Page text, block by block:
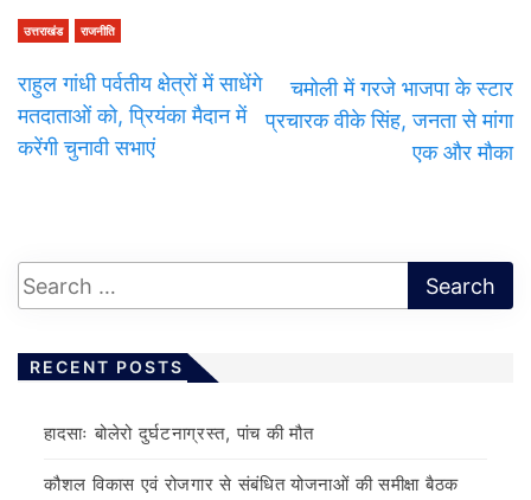
उत्तराखंड राजनीति
राहुल गांधी पर्वतीय क्षेत्रों में साधेंगे
मतदाताओं को, प्रियंका मैदान में
करेंगी चुनावी सभाएं
चमोली में गरजे भाजपा के स्टार
प्रचारक वीके सिंह, जनता से मांगा
एक और मौका
RECENT POSTS
हादसाः बोलेरो दुर्घटनाग्रस्त, पांच की मौत
कौशल विकास एवं रोजगार से संबंधित योजनाओं की समीक्षा बैठक